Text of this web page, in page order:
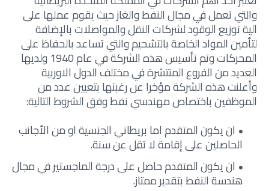
والتي تعمل في مجال النفط والغاز حيث يقوم عملها على
الية توزيع الوقود لشركات النقل والمواصلات بالإضافة
لتأمين المواد الخاصة بالتشحيم والتي تساعد بالحفاظ على
المحركات وتم تأسيس هذه الشركة في عام 1940 ولديها
العديد من الفروع المنتشرة في مختلف الدول الاوربية
وأعلنت هذه الشركة مؤخرا عن رغبتها بتعيين عدد من
الموظفين باختصاص مهندسي نفط وفق الشروط التالية:
ان يكون المتقدم اما بريطاني الجنسية او من الأجانب
الحاصلين على إقامة لا تقل عن سنة.
ان يكون المتقدم حاصل على درجة الماجستير في مجال
هندسة النفط بتقدير ممتاز.